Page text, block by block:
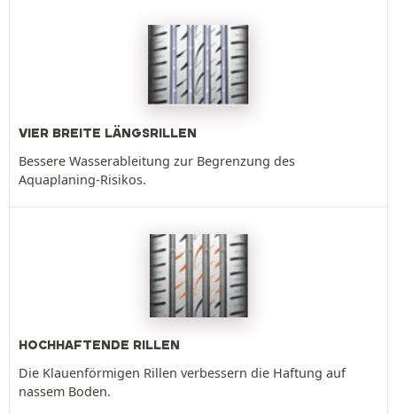
VIER BREITE LÄNGSRILLEN
Bessere Wasserableitung zur Begrenzung des
Aquaplaning-Risikos.
HOCHHAFTENDE RILLEN
Die Klauenförmigen Rillen verbessern die Haftung auf
nassem Boden.